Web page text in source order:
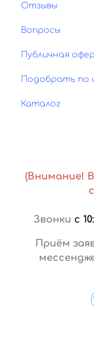
Отзывы
Вопросы
Публичная
Подобрать по
Каталог
(Внимание!
Звонки с
Приём